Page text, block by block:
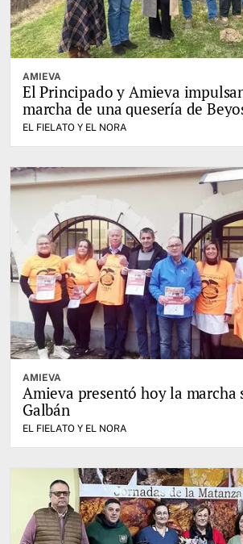
AMIEVA
El Principado y Amieva
marcha de una quesería de
EL FIELATO Y EL NORA
AMIEVA
Amieva presentó hoy la marcha
Galbán
EL FIELATO Y EL NORA